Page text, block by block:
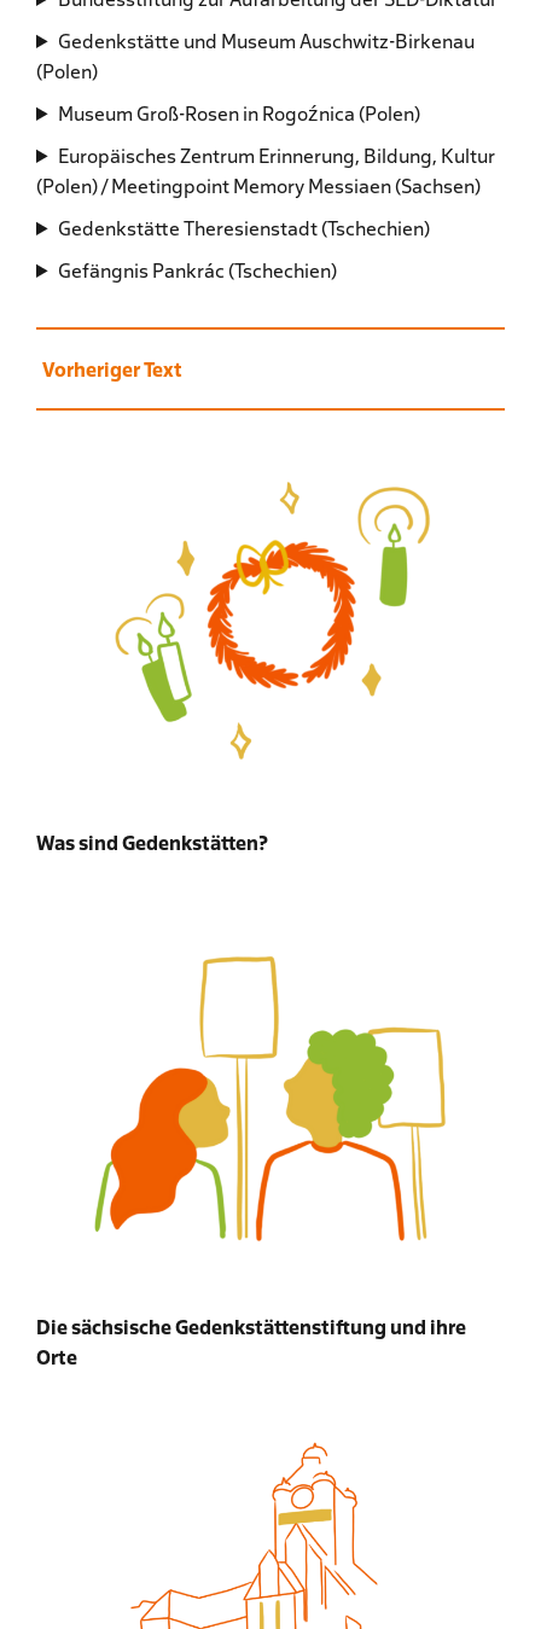
Gedenkstätte und Museum Auschwitz-Birkenau
(Polen)
Museum Groß-Rosen in Rogoźnica (Polen)
Europäisches Zentrum Erinnerung, Bildung, Kultur
(Polen) / Meetingpoint Memory Messiaen (Sachsen)
Gedenkstätte Theresienstadt (Tschechien)
Gefängnis Pankrác (Tschechien)
Vorheriger Text
Was sind Gedenkstätten?
Die sächsische Gedenkstättenstiftung und ihre
Orte